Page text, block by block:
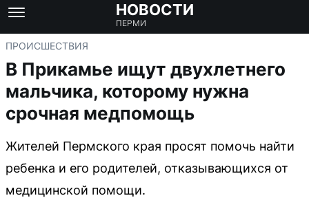
НОВОСТИ
ПЕРМИ
ПРОИСШЕСТВИЯ
В Прикамье ищут двухлетнего
мальчика, которому нужна
срочная медпомощь
Жителей Пермского края просят помочь найти
ребенка и его родителей, отказывающихся от
медицинской помощи.